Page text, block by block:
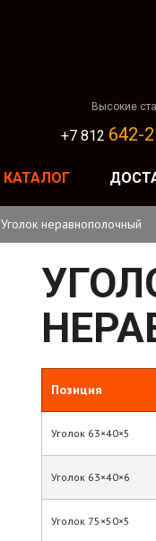
Высокие
+7 812 642-
КАТАЛОГ
Уголок неравнополочный
Позиция
Уголок 63×40×5
Уголок 63×40×6
Уголок 75×50×5